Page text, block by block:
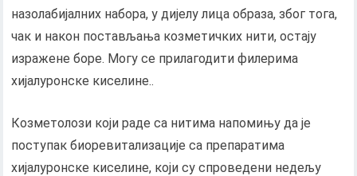
назолабијалних набора, у дијелу лица образа, због тога,
чак и након постављања козметичких нити, остају
изражене боре. Могу се прилагодити филерима
хијалуронске киселине..
Козметолози који раде са нитима напомињу да је
поступак биоревитализације са препаратима
хијалуронске киселине, који су спроведени недељу